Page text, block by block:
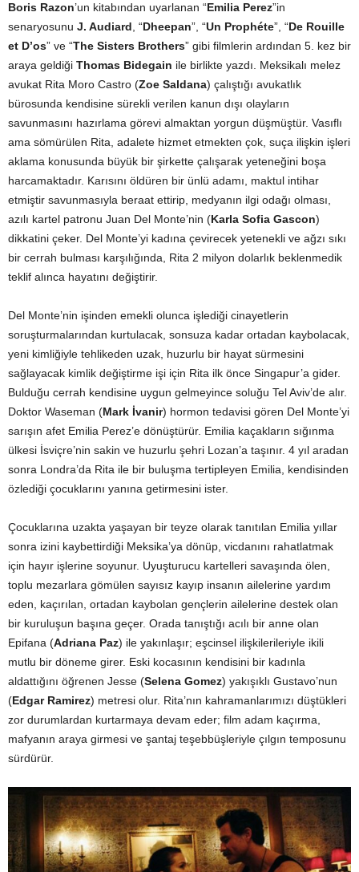
Boris Razon’un kitabından uyarlanan “Emilia Perez”in
senaryosunu J. Audiard , “Dheepan”, “Un Prophéte”, “De Rouille
et D’os” ve “The Sisters Brothers” gibi filmlerin ardından 5. kez bir
araya geldiği Thomas Bidegain ile birlikte yazdı. Meksikalı melez
avukat Rita Moro Castro (Zoe Saldana) çalıştığı avukatlık
bürosunda kendisine sürekli verilen kanun dışı olayların
savunmasını hazırlama görevi almaktan yorgun düşmüştür. Vasıflı
ama sömürülen Rita, adalete hizmet etmekten çok, suça ilişkin işleri
aklama konusunda büyük bir şirkette çalışarak yeteneğini boşa
harcamaktadır. Karısını öldüren bir ünlü adamı, maktul intihar
etmiştir savunmasıyla beraat ettirip, medyanın ilgi odağı olması,
azılı kartel patronu Juan Del Monte’nin (Karla Sofia Gascon)
dikkatini çeker. Del Monte’yi kadına çevirecek yetenekli ve ağzı sıkı
bir cerrah bulması karşılığında, Rita 2 milyon dolarlık beklenmedik
teklif alınca hayatını değiştirir.
Del Monte’nin işinden emekli olunca işlediği cinayetlerin
soruşturmalarından kurtulacak, sonsuza kadar ortadan kaybolacak,
yeni kimliğiyle tehlikeden uzak, huzurlu bir hayat sürmesini
sağlayacak kimlik değiştirme işi için Rita ilk önce Singapur’a gider.
Bulduğu cerrah kendisine uygun gelmeyince soluğu Tel Aviv’de alır.
Doktor Waseman (Mark İvanir) hormon tedavisi gören Del Monte’yi
sarışın afet Emilia Perez’e dönüştürür. Emilia kaçakların sığınma
ülkesi İsviçre’nin sakin ve huzurlu şehri Lozan’a taşınır. 4 yıl aradan
sonra Londra’da Rita ile bir buluşma tertipleyen Emilia, kendisinden
özlediği çocuklarını yanına getirmesini ister.
Çocuklarına uzakta yaşayan bir teyze olarak tanıtılan Emilia yıllar
sonra izini kaybettirdiği Meksika’ya dönüp, vicdanını rahatlatmak
için hayır işlerine soyunur. Uyuşturucu kartelleri savaşında ölen,
toplu mezarlara gömülen sayısız kayıp insanın ailelerine yardım
eden, kaçırılan, ortadan kaybolan gençlerin ailelerine destek olan
bir kuruluşun başına geçer. Orada tanıştığı acılı bir anne olan
Epifana (Adriana Paz) ile yakınlaşır; eşcinsel ilişkilerileriyle ikili
mutlu bir döneme girer. Eski kocasının kendisini bir kadınla
aldattığını öğrenen Jesse (Selena Gomez) yakışıklı Gustavo’nun
(Edgar Ramirez) metresi olur. Rita’nın kahramanlarımızı düştükleri
zor durumlardan kurtarmaya devam eder; film adam kaçırma,
mafyanın araya girmesi ve şantaj teşebbüşleriyle çılgın temposunu
sürdürür.